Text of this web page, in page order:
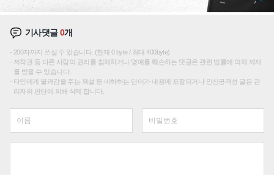
기사댓글0개
200자까지 쓰실 수 있습니다. (현재 0 byte / 최대 400byte)
저작권 등 다른 사람의 권리를 침해하거나 명예를 훼손하는 댓글은 관련 법률에 의해 제재
를 받을 수 있습니다.
타인에게 불쾌감을 주는 욕설 등 비하하는 단어가 내용에 포함되거나 인신공격성 글은 관
리자의 판단에 의해 삭제 합니다.